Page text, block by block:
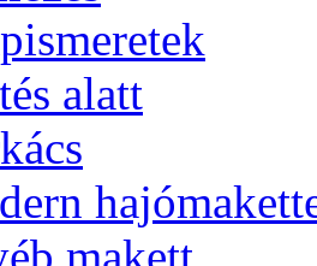
alatt
makett